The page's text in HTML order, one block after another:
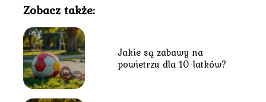
Zobacz także:
Jakie są zabawy na
powietrzu dla 10-latków?